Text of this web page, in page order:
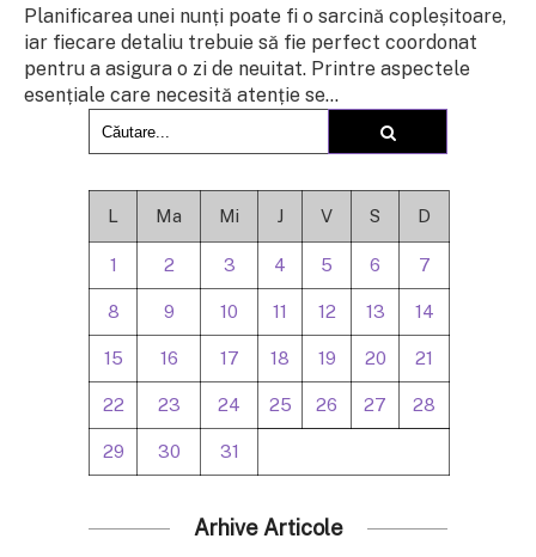
Planificarea unei nunți poate fi o sarcină copleșitoare,
iar fiecare detaliu trebuie să fie perfect coordonat
pentru a asigura o zi de neuitat. Printre aspectele
esențiale care necesită atenție se...
L Ma Mi J V S D
1 2 3 4 5 6 7
8 9 10 11 12 13 14
15 16 17 18 19 20 21
22 23 24 25 26 27 28
29 30 31
Arhive Articole